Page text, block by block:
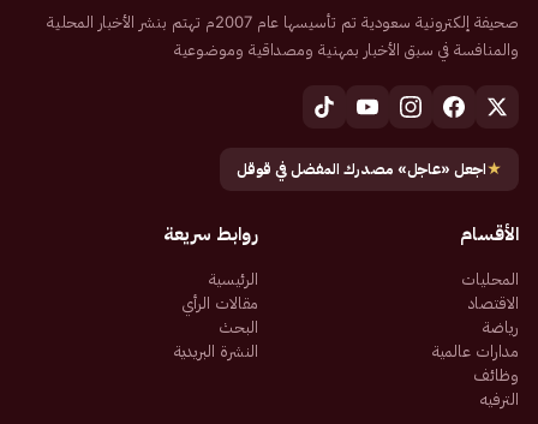
صحيفة إلكترونية سعودية تم تأسيسها عام 2007م تهتم بنشر الأخبار المحلية
والمنافسة في سبق الأخبار بمهنية ومصداقية وموضوعية
★اجعل «عاجل» مصدرك المفضل في قوقل
الأقسام
المحليات
الاقتصاد
رياضة
مدارات عالمية
وظائف
الترفيه
روابط سريعة
الرئيسية
مقالات الرأي
البحث
النشرة البريدية